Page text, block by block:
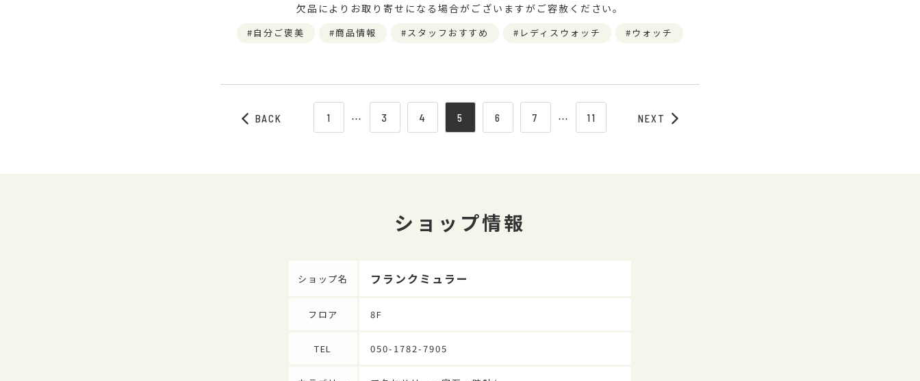
欠品によりお取り寄せになる場合がございますがご容赦ください。
自分ご褒美 商品情報 スタッフおすすめ レディスウォッチ ウォッチ
BACK 1 ⋯ 3 4 5 6 7 ⋯ 11 NEXT
ショップ情報
ショップ名 フランクミュラー
フロア 8F
TEL 050-1782-7905